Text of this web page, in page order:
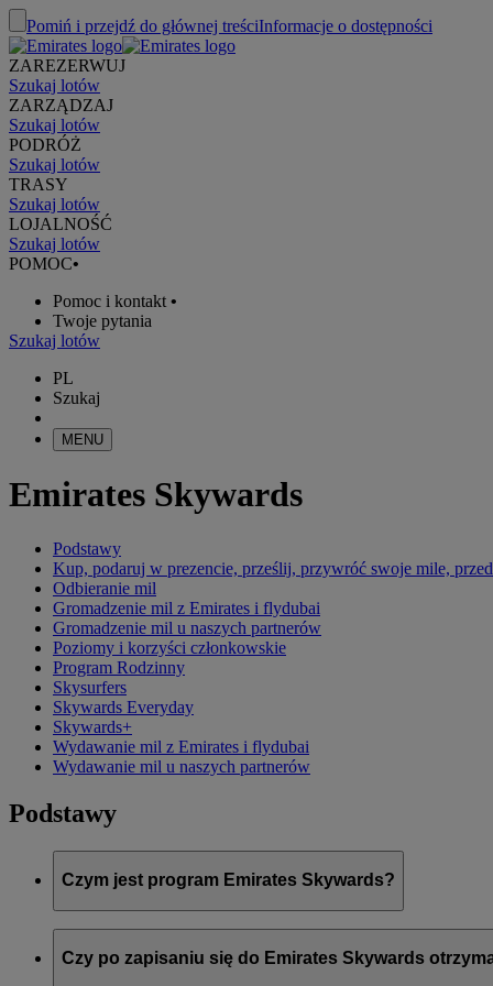
Pomiń i przejdź do głównej treściInformacje o dostępności
ZAREZERWUJ
Szukaj lotów
ZARZĄDZAJ
Szukaj lotów
PODRÓŻ
Szukaj lotów
TRASY
Szukaj lotów
LOJALNOŚĆ
Szukaj lotów
POMOC•
Pomoc i kontakt •
Twoje pytania
Szukaj lotów
PL
Szukaj
MENU
Emirates Skywards
Podstawy
Kup, podaruj w prezencie, prześlij, przywróć swoje mile,
Odbieranie mil
Gromadzenie mil z Emirates i flydubai
Gromadzenie mil u naszych partnerów
Poziomy i korzyści członkowskie
Program Rodzinny
Skysurfers
Skywards Everyday
Skywards+
Wydawanie mil z Emirates i flydubai
Wydawanie mil u naszych partnerów
Podstawy
Czym jest program Emirates Skywards?
Emirates Skywards to nagradzany program lojalnościowy
Oferuje członkom szereg korzyści i atrakcji, które zostały
Czy po zapisaniu się do Emirates Skywards